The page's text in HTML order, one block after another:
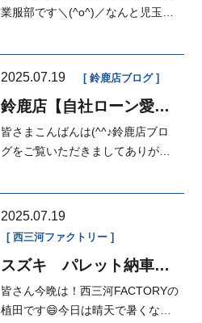
業服部です＼(^o^)／なんと児玉ア
2025.07.19 鈴鹿店ブログ
鈴鹿店【自社ローン愛
シュ定額払い
皆さまこんばんは(^^♪鈴鹿店ブロ
グをご覧いただきましてありがと
2025.07.19
西三河ファクトリー
スズキ パレット納車整
皆さん今晩は！西三河FACTORYの
植田です😄今日は晴天で暑くなり